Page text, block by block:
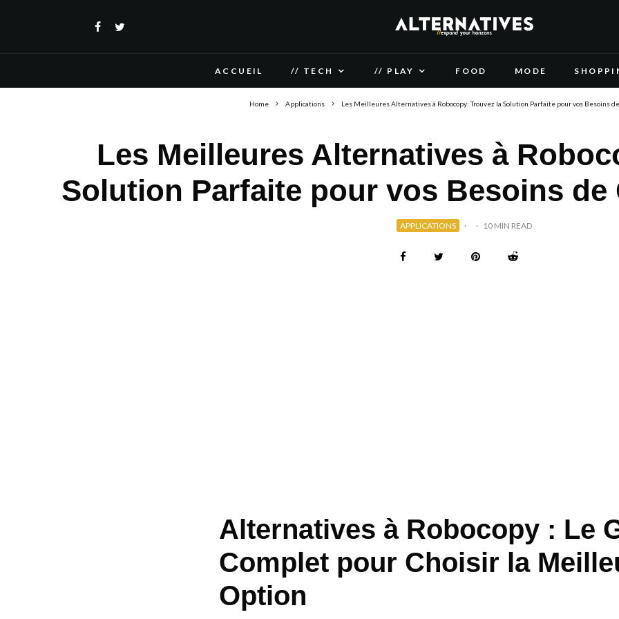
ACCUEIL // TECH // PLAY FOOD MODE
Home Applications Les Meilleures Alternatives à Robocopy: Trouvez la Solution Parfaite pour vos Besoins
Les Meilleures Alternatives à
Solution Parfaite pour vos Besoins de
APPLICATIONS · · 10 MIN READ
Alternatives à Robocopy : Le
Complet pour Choisir la
Option